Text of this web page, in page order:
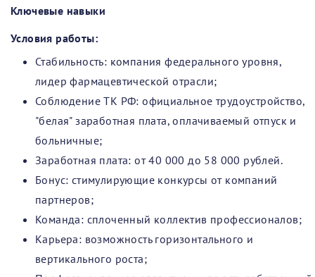
Ключевые навыки
Условия работы:
Стабильность: компания федерального уровня,
лидер фармацевтической отрасли;
Соблюдение ТК РФ: официальное трудоустройство,
"белая" заработная плата, оплачиваемый отпуск и
больничные;
Заработная плата: от 40 000 до 58 000 рублей.
Бонус: стимулирующие конкурсы от компаний
партнеров;
Команда: сплоченный коллектив профессионалов;
Карьера: возможность горизонтального и
вертикального роста;